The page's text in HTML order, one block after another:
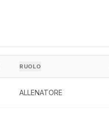
RUOLO
ALLENATORE